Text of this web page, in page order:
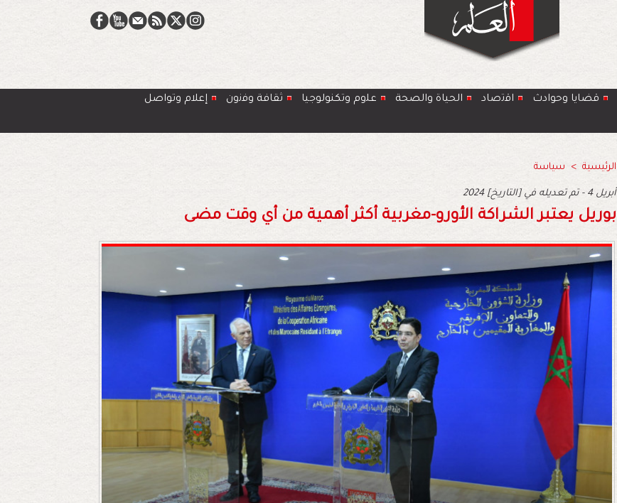
قضايا وحوادث اﻗﺗﺻﺎد الحياة والصحة ﻋﻠوم وتكنولوجيا ﺛﻘﺎﻓﺔ وﻓﻧون
إعلام وتواصل
الرئيسية > سياسة
2024 أبريل 4 - تم تعديله في [التاريخ]
بوريل يعتبر الشراكة الأورو-مغربية أكثر أهمية من أي وقت مضى